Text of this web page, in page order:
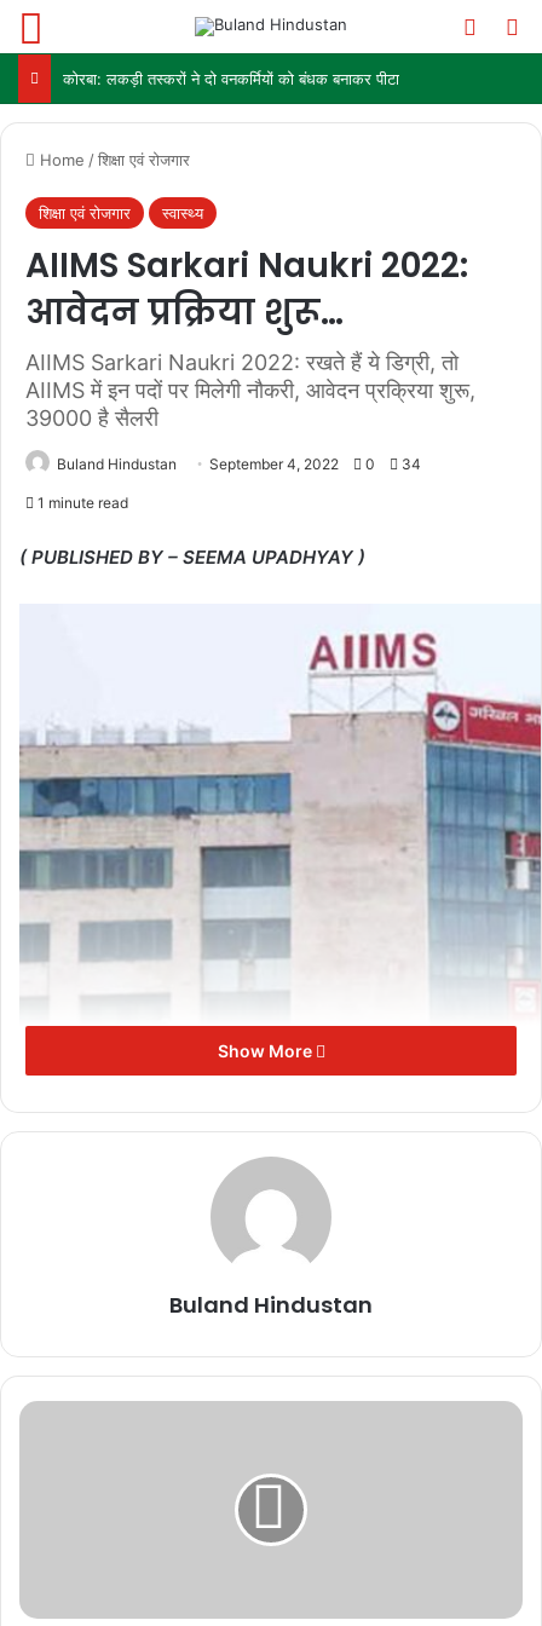
कोरबा: लकड़ी तस्करों ने दो वनकर्मियों को बंधक बनाकर पीटा
Home /शिक्षा एवं रोजगार
शिक्षा एवं रोजगार स्वास्थ्य
AIIMS Sarkari Naukri 2022:
आवेदन प्रक्रिया शुरू…
AIIMS Sarkari Naukri 2022: रखते हैं ये डिग्री, तो
AIIMS में इन पदों पर मिलेगी नौकरी, आवेदन प्रक्रिया शुरू,
39000 है सैलरी
Buland Hindustan September 4, 2022 0 34
1 minute read
( PUBLISHED BY – SEEMA UPADHYAY )
AIIMS Recruitment 2022:
अखिल भारतीय आयुर्विज्ञान संस्थान, ऋषिकेश (AIIMS Rishikesh) ने
आमंत्रित किए हैं। इच्छुक और योग्य उम्मीदवार जो इन पदों के लिए आवेदन करना
चाहते हैं (एम्स भर्ती 2022) एम्स ऋषिकेश की आधिकारिक वेबसाइट
Show More
Buland Hindustan